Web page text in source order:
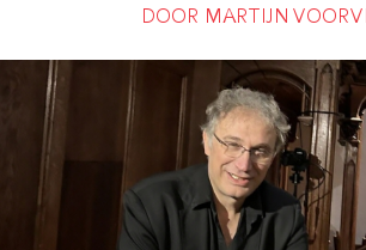
DOOR MARTIJN